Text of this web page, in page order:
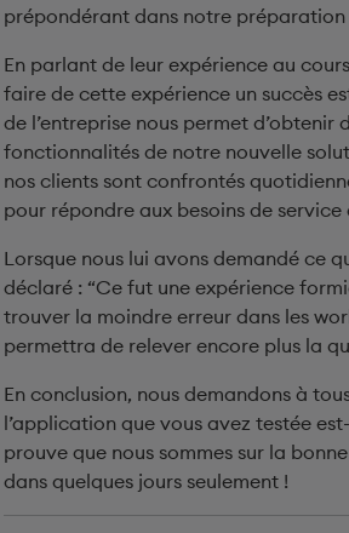
prépondérant dans notre préparation
En parlant de leur expérience au
faire de cette expérience un succès
de l’entreprise nous permet
fonctionnalités de notre nouvelle
nos clients sont confrontés
pour répondre aux besoins de
Lorsque nous lui avons demandé ce
déclaré : “Ce fut une expérience
trouver la moindre erreur dans les
permettra de relever encore plus la
En conclusion, nous demandons à
l’application que vous avez testée
prouve que nous sommes sur la
dans quelques jours seulement !